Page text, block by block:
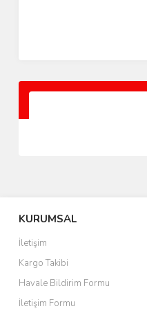
KURUMSAL
İletişim
Kargo Takibi
Havale Bildirim Formu
İletişim Formu